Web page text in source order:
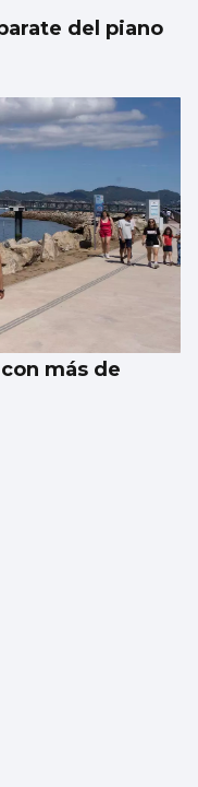
del piano
más de